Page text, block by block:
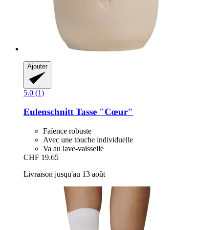
Ajouter
5.0 (1)
Eulenschnitt Tasse "Cœur"
Faïence robuste
Avec une touche individuelle
Va au lave-vaisselle
CHF 19.65
Livraison jusqu'au 13 août